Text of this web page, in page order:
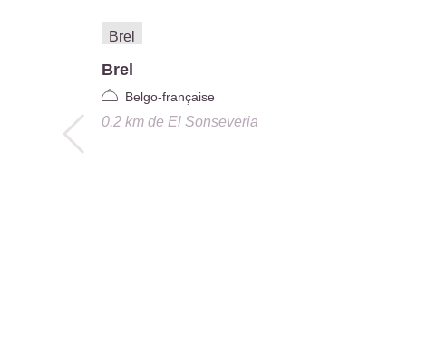
Brel
Belgo-française
0.2 kmde El Sonseveria